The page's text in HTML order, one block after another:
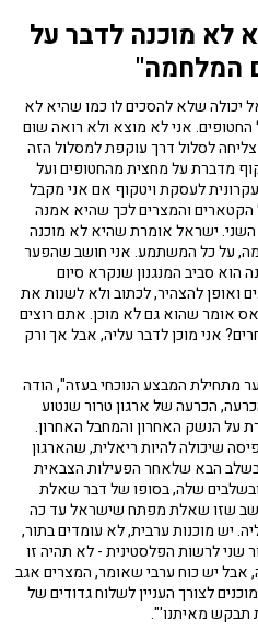
לא מוכנה לדבר על
המלחמה"
יכולה שלא להסכים לו כמו שהיא לא
אני לא מוצא ולא רואה שום
לסלול דרך עוקפת למסלול הזה
מדברת על מחצית מהחטופים ועל
לעסקת ויטקוף אם אני מקבל
הקטארים והמצרים לכך שהיא אמנה
ישראל אומרת שהיא לא מוכנה
על כל המשתמע. אני חושב שהפער
הוא סביב המנגנון שנקרא סיום
ואופן להצהיר, לכתוב ולא לשנות את
אומר שהוא גם לא מוכן. אתם רוצים
אני מוכן לדבר עליה, אבל אך ורק
מתחילת המבצע הנוכחי בעזה", הודה
הכרעה של ארגון טרור שנטוע
על הנשק האחרון והמחבל האחרון.
שיכולה להיות ריאלית, שהארגון
בשלב הבא שלאחר הפעילות הצבאית
שלה, בסופו של דבר שאלת
שזו שאלת מפתח שישראל עד כה
יש מוכנות ערבית, לא עומדים בתור,
שני לרשות הפלסטינית - לא תהיה זו
יש כוח ערבי שאומר, המצרים אגב
לצורך העניין לשלוח גדודים של
תבקש מאיתנו'".